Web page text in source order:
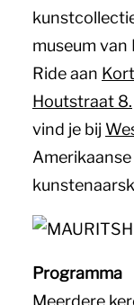
museum van
Ride aan
Houtstraat 8.
vind je bij
Programma
Meerdere